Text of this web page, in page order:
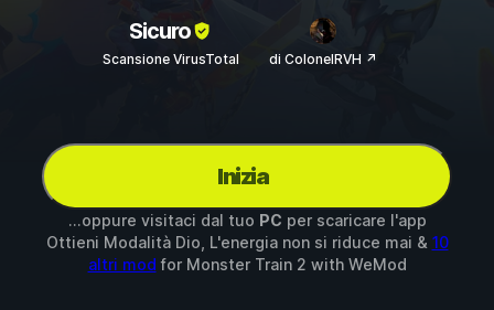
Sicuro
Scansione VirusTotal di ColonelRVH ↗
Inizia
...oppure visitaci dal tuo PC per scaricare l'app
Ottieni Modalità Dio, L'energia non si riduce mai & 10
altri mod for Monster Train 2 with WeMod